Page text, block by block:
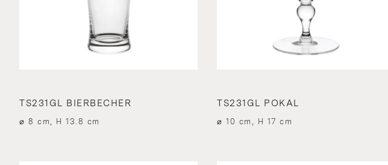
TS231GL BIERBECHER
⌀ 8 cm, H 13.8 cm
TS231GL POKAL
⌀ 10 cm, H 17 cm